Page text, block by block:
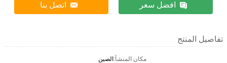
افضل سعر اتصل بنا
تفاصيل المنتج
مكان المنشأ:الصين